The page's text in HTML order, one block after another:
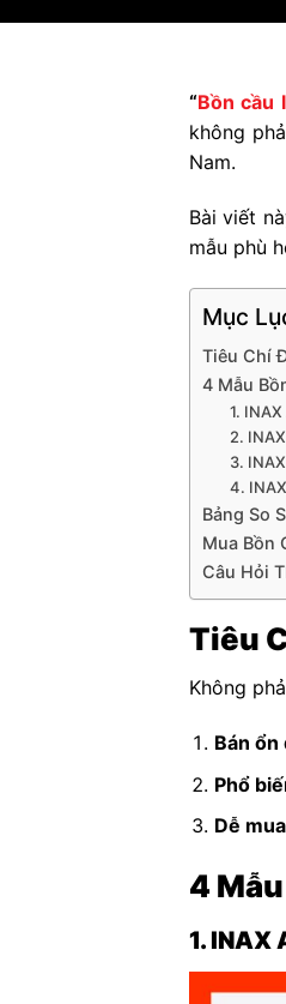
“Bồn cầu
không
Nam.
Bài viết
mẫu phù
Mục
Tiêu Chí
4 Mẫu
1.
2.
3.
4.
Bảng So
Mua Bồn
Câu Hỏi
Tiêu
Không
Bán
Phổ
Dễ
4
1. INAX